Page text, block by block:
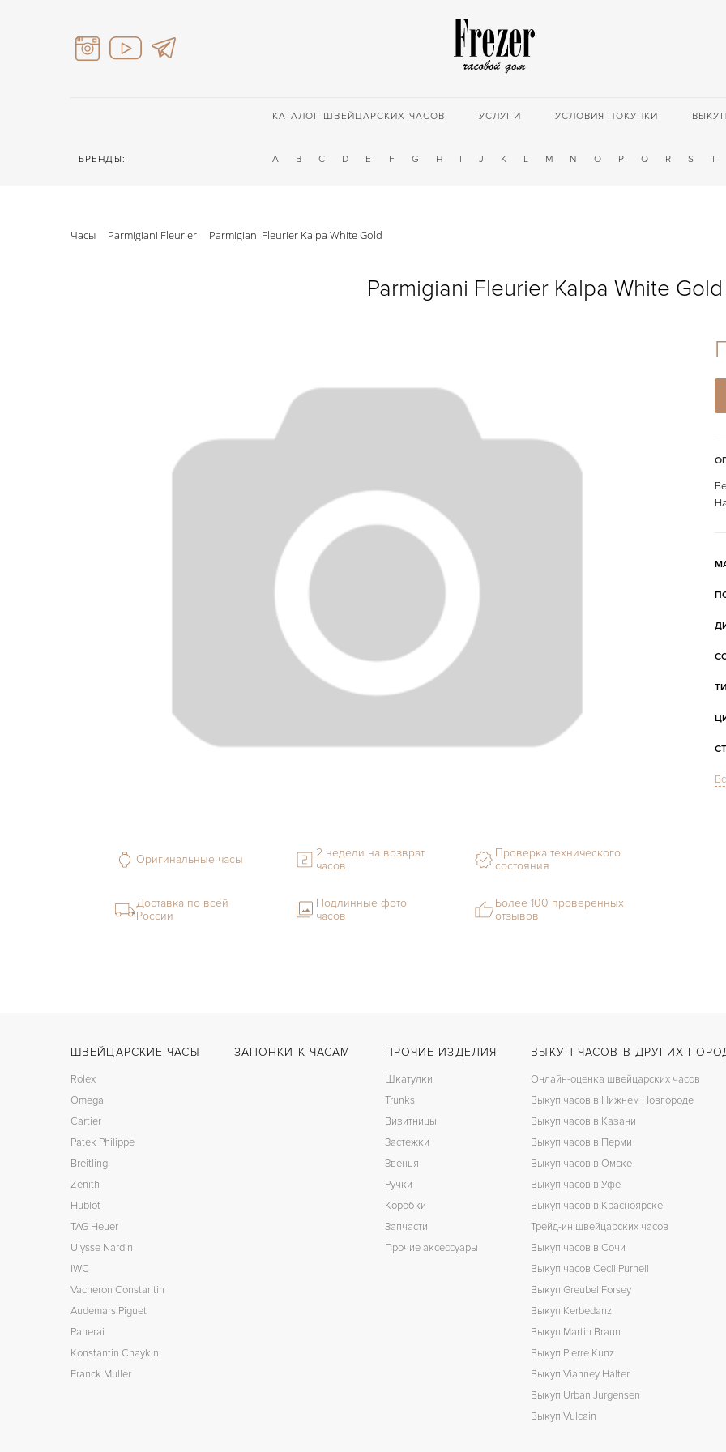
КАТАЛОГ ШВЕЙЦАРСКИХ ЧАСОВ УСЛУГИ УСЛОВИЯ ПОКУПКИ ВЫКУП
БРЕНДЫ: A B C D E F G H I J K L M N O P Q R S T
Часы Parmigiani Fleurier Parmigiani Fleurier Kalpa White Gold
Parmigiani Fleurier Kalpa White Gold
Оригинальные часы
2 недели на возврат
часов
Проверка технического
состояния
Доставка по всей
России
Подлинные фото
часов
Более 100 проверенных
отзывов
ШВЕЙЦАРСКИЕ ЧАСЫ
Rolex
Omega
Cartier
Patek Philippe
Breitling
Zenith
Hublot
TAG Heuer
Ulysse Nardin
IWC
Vacheron Constantin
Audemars Piguet
Panerai
Konstantin Chaykin
Franck Muller
ЗАПОНКИ К ЧАСАМ ПРОЧИЕ ИЗДЕЛИЯ
Шкатулки
Trunks
Визитницы
Застежки
Звенья
Ручки
Коробки
Запчасти
Прочие аксессуары
ВЫКУП ЧАСОВ В ДРУГИХ
Онлайн-оценка швейцарских часов
Выкуп часов в Нижнем Новгороде
Выкуп часов в Казани
Выкуп часов в Перми
Выкуп часов в Омске
Выкуп часов в Уфе
Выкуп часов в Красноярске
Трейд-ин швейцарских часов
Выкуп часов в Сочи
Выкуп часов Cecil Purnell
Выкуп Greubel Forsey
Выкуп Kerbedanz
Выкуп Martin Braun
Выкуп Pierre Kunz
Выкуп Vianney Halter
Выкуп Urban Jurgensen
Выкуп Vulcain